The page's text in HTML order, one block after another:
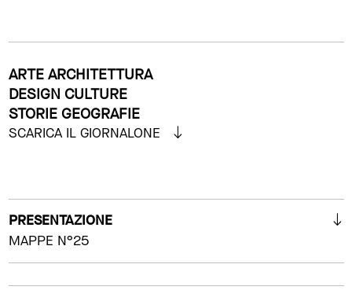
ARTE ARCHITETTURA
DESIGN CULTURE
STORIE GEOGRAFIE
SCARICA IL GIORNALONE
PRESENTAZIONE
MAPPE N°25